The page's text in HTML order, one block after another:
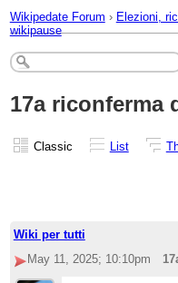
Wikipedate Forum › Elezioni,
wikipause
17a riconferma
Classic List
Wiki per tutti
May 11, 2025; 10:10pm